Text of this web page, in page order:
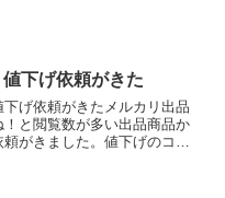
値下げ依頼がきた
下げ依頼がきたメルカリ出品
！と閲覧数が多い出品商品か
がきました。値下げのコメ